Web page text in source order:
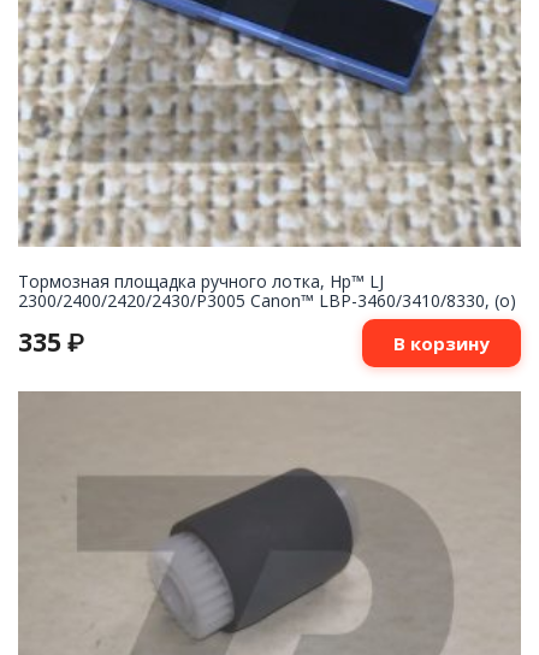
Тормозная площадка ручного лотка, Hp™ LJ
2300/2400/2420/2430/P3005 Canon™ LBP-3460/3410/8330, (о)
335 ₽ В корзину